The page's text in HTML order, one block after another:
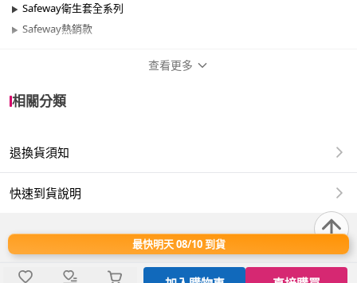
Safeway衛生套全系列
Safeway熱銷款
類型
尺寸
款式 一般、混搭
香味 無香
查看更多
相關分類
退換貨須知
快速到貨說明
最快明天 08/10 到貨